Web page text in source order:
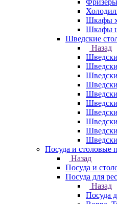
Шкафы
Шкафы
Шведские
Назад
Посуда и столовые
Назад
Посуда и
Посуда для
Назад
Посуда